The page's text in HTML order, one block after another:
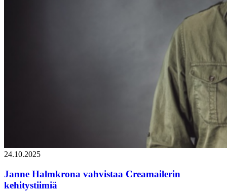
24.10.2025
Janne Halmkrona vahvistaa Creamailerin
kehitystiimiä